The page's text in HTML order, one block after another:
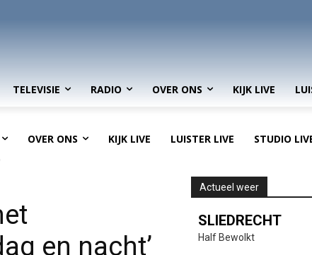
TELEVISIE RADIO OVER ONS KIJK LIVE
OVER ONS KIJK LIVE LUISTER LIVE STUDIO
en nacht’
Actueel weer
SLIEDRECHT
Half Bewolkt